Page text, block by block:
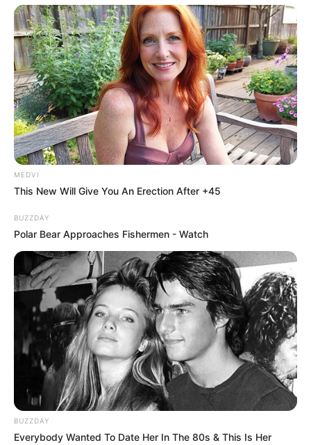
วันนี้ถือเป็นอีกหนึ่งวันดีดี ท่านจะพบแต่ความโชคดี
โอกาสมาถึงท่านแล้ว การงานเกิดการเปลี่ยนแปลง
ไปในทิศทางที่ดี บางท่านได้งานใหม่เจองานพิเศษ
ด้านความโสดจะพบรักต่างศาสนา การเงินสดใสกว่า
เดิม
คนวันศุกร์
ไพ่ประจำวันของท่านในวันนี้ คือ ไพ่ช่วยเหลือ
วันนี้ดวงดีในหลายๆด้าน ไม่ค่อยมีเรื่องให้ต้องกังวลใจ
ชายโสดมีเกณฑ์พบรักใหม่ การทำงานได้รับความไว้
วางใจ บางท่านได้รับการสนับสนุนในการทำงานใน
ตำแหน่งที่สูงขึ้น การเงินมีเกณฑ์ได้มาจากการเจรจา
MEDVI
This New Will Give You An Erection After +45
BUZZDAY
Polar Bear Approaches Fishermen - Watch
BUZZDAY
Everybody Wanted To Date Her In The 80s & This Is Her